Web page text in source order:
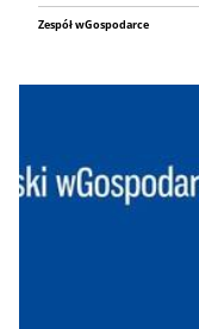
Zespół wGospodarce